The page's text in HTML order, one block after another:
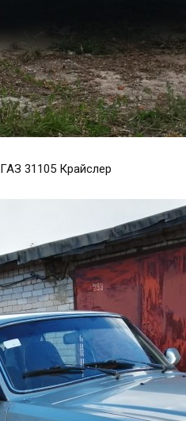
ГАЗ 31105 Крайслер